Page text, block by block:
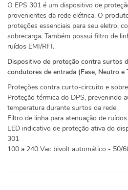
O EPS 301 é um dispositivo de
provenientes da rede elétrica. O
proteções essenciais para seu eletro,
sobrecarga. Também possui filtro de
ruídos EMI/RFI.
Dispositivo de proteção contra surtos
condutores de entrada (Fase, Neutro e
Proteções contra curto-circuito e
Proteção térmica do DPS, prevenindo
temperatura durante surtos da rede
Filtro de linha para atenuação de
LED indicativo de proteção ativa do
301
100 a 240 Vac bivolt automático - 50/